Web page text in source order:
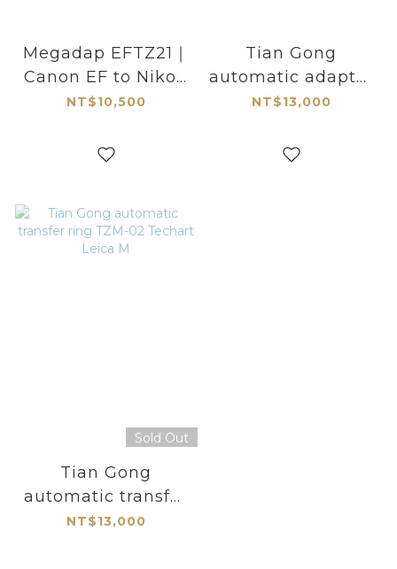
Megadap EFTZ21｜
Canon EF to Nikon
Z AF Adapter
NT$10,500
Tian Gong
automatic adapter
ring LM-EA9
M
NT$13,000
Sold Out
Tian Gong
automatic transfer
ring TZM-02
NT$13,000